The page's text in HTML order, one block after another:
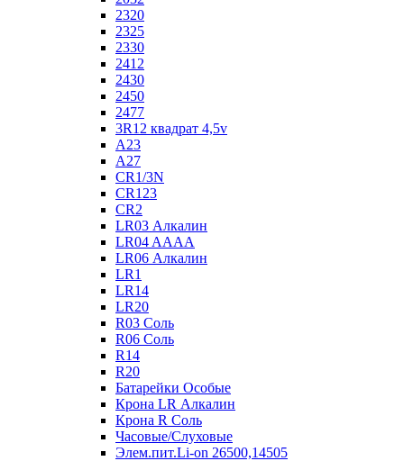
2320
2325
2330
2412
2430
2450
2477
3R12 квадрат 4,5v
A23
A27
CR1/3N
CR123
CR2
LR03 Алкалин
LR04 AAAA
LR06 Алкалин
LR1
LR14
LR20
R03 Соль
R06 Соль
R14
R20
Батарейки Особые
Крона LR Алкалин
Крона R Соль
Часовые/Слуховые
Элем.пит.Li-on 26500,14505